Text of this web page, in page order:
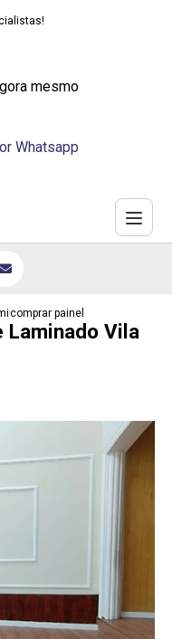
mesmo
Whatsapp
comprar painel de tv de
Laminado Vila